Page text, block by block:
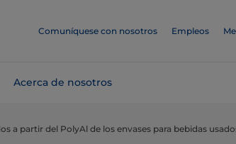
Comuníquese con nosotros Empleos
Acerca de nosotros
a partir del PolyAl de los envases para bebidas